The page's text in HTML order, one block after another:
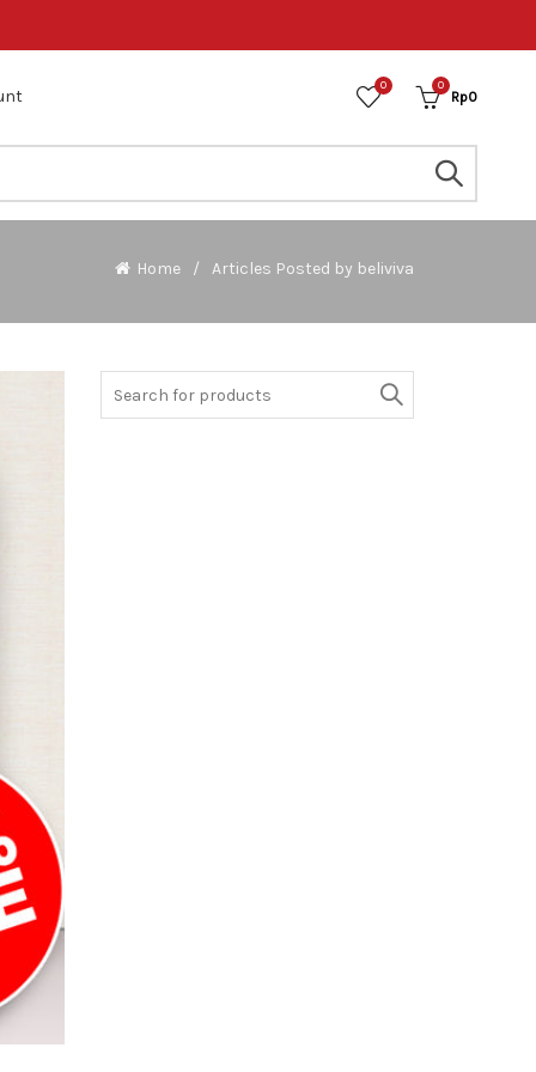
0 0
Rp0
Home Articles Posted by beliviva
Search
for: